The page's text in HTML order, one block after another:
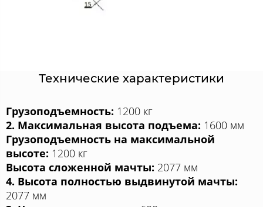
Технические характеристики
Грузоподъемность: 1200 кг
2. Максимальная высота подъема: 1600 мм
Грузоподъемность на максимальной
высоте: 1200 кг
Высота сложенной мачты: 2077 мм
4. Высота полностью выдвинутой мачты:
2077 мм